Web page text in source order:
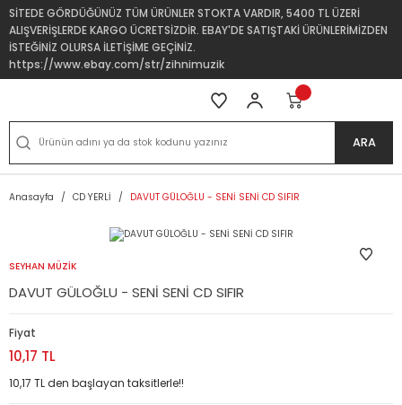
SİTEDE GÖRDÜĞÜNÜZ TÜM ÜRÜNLER STOKTA VARDIR, 5400 TL ÜZERİ
ALIŞVERİŞLERDE KARGO ÜCRETSİZDİR. EBAY'DE SATIŞTAKİ ÜRÜNLERİMİZDEN
İSTEĞİNİZ OLURSA İLETİŞİME GEÇİNİZ.
https://www.ebay.com/str/zihnimuzik
ARA
Anasayfa CD YERLİ DAVUT GÜLOĞLU - SENİ SENİ CD SIFIR
SEYHAN MÜZİK
DAVUT GÜLOĞLU - SENİ SENİ CD SIFIR
Fiyat
10,17 TL
10,17 TL den başlayan taksitlerle!!